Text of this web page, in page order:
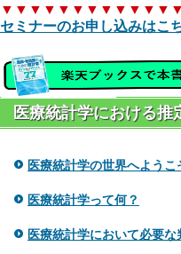
セミナーのお申し込みはこ
医療統計学における推
医療統計学の世界へようこ
医療統計学って何？
医療統計学において必要な